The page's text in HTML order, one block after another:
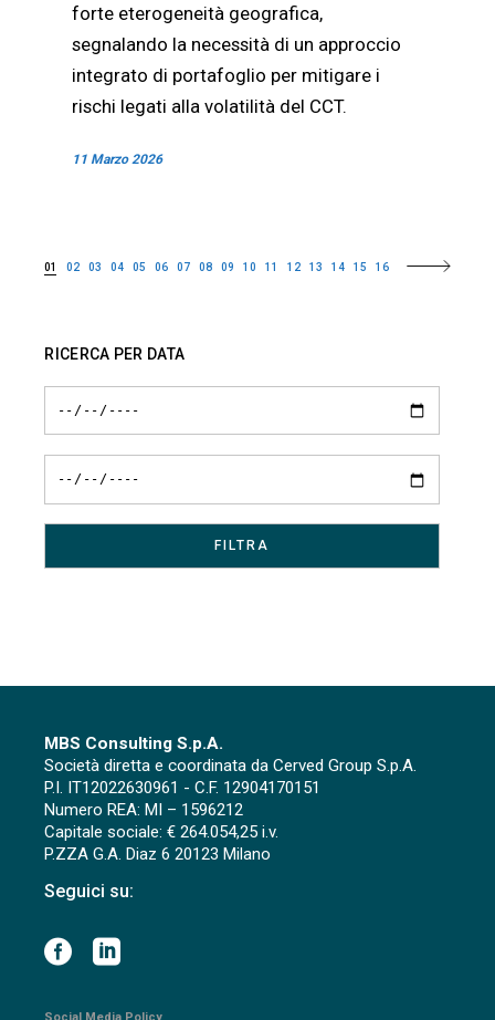
forte eterogeneità geografica,
segnalando la necessità di un approccio
integrato di portafoglio per mitigare i
rischi legati alla volatilità del CCT.
11 Marzo 2026
01 02 03 04 05 06 07 08 09 10 11 12 13 14 15 16
RICERCA PER DATA
MBS Consulting S.p.A.
Società diretta e coordinata da Cerved Group S.p.A.
P.I. IT12022630961 - C.F. 12904170151
Numero REA: MI – 1596212
Capitale sociale: € 264.054,25 i.v.
P.ZZA G.A. Diaz 6 20123 Milano
Seguici su: